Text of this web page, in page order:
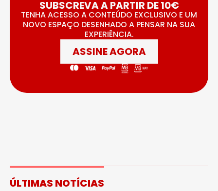
SUBSCREVA A PARTIR DE 10€
TENHA ACESSO A CONTEÚDO EXCLUSIVO E UM
NOVO ESPAÇO DESENHADO A PENSAR NA SUA
EXPERIÊNCIA.
ASSINE AGORA
ÚLTIMAS NOTÍCIAS